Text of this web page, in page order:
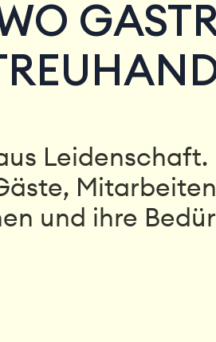
Leidenschaft.
und ihre